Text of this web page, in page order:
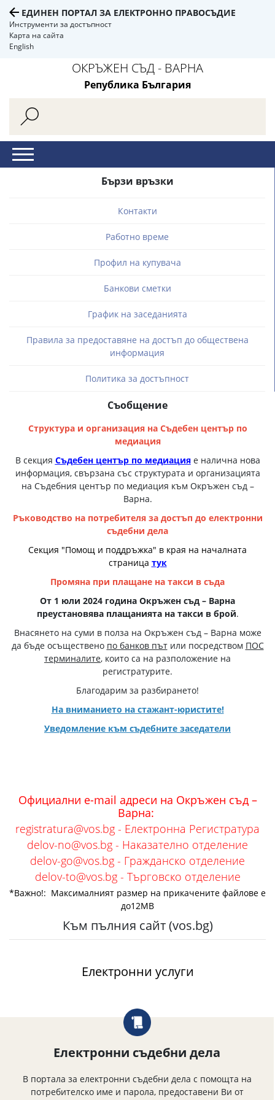
ЕДИНЕН ПОРТАЛ ЗА ЕЛЕКТРОННО ПРАВОСЪДИЕ
Инструменти за достъпност
Карта на сайта
English
ОКРЪЖЕН СЪД - ВАРНА
Република България
Бързи връзки
Контакти
Работно време
Профил на купувача
Банкови сметки
График на заседанията
Правила за предоставяне на достъп до обществена
информация
Политика за достъпност
Съобщение
Структура и организация на Съдебен център по
медиация
В секция Съдебен център по медиацияе налична нова
информация, свързана със структурата и организацията
на Съдебния център по медиация към Окръжен съд –
Варна.
Ръководство на потребителя за достъп до електронни
съдебни дела
Секция "Помощ и поддръжка" в края на началната
страница тук
Промяна при плащане на такси в съда
От 1 юли 2024 година Окръжен съд – Варна
преустановява плащанията на такси в брой.
Внасянето на суми в полза на Окръжен съд – Варна може
да бъде осъществено по банков пътили посредством ПОС
терминалите, които са на разположение на
регистратурите.
Благодарим за разбирането!
На вниманието на стажант-юристите!
Уведомление към съдебните заседатели
Официални e-mail адреси на Окръжен съд –
Варна:
registratura@vos.bg - Електронна Регистратура
delov-no@vos.bg - Наказателно отделение
delov-go@vos.bg - Гражданско отделение
delov-to@vos.bg - Търговско отделение
*Важно!: Максималният размер на прикачените файлове е
до12МB
Към пълния сайт (vos.bg)
Електронни услуги
Електронни съдебни дела
В портала за електронни съдебни дела с помощта на
потребителско име и парола, предоставени Ви от